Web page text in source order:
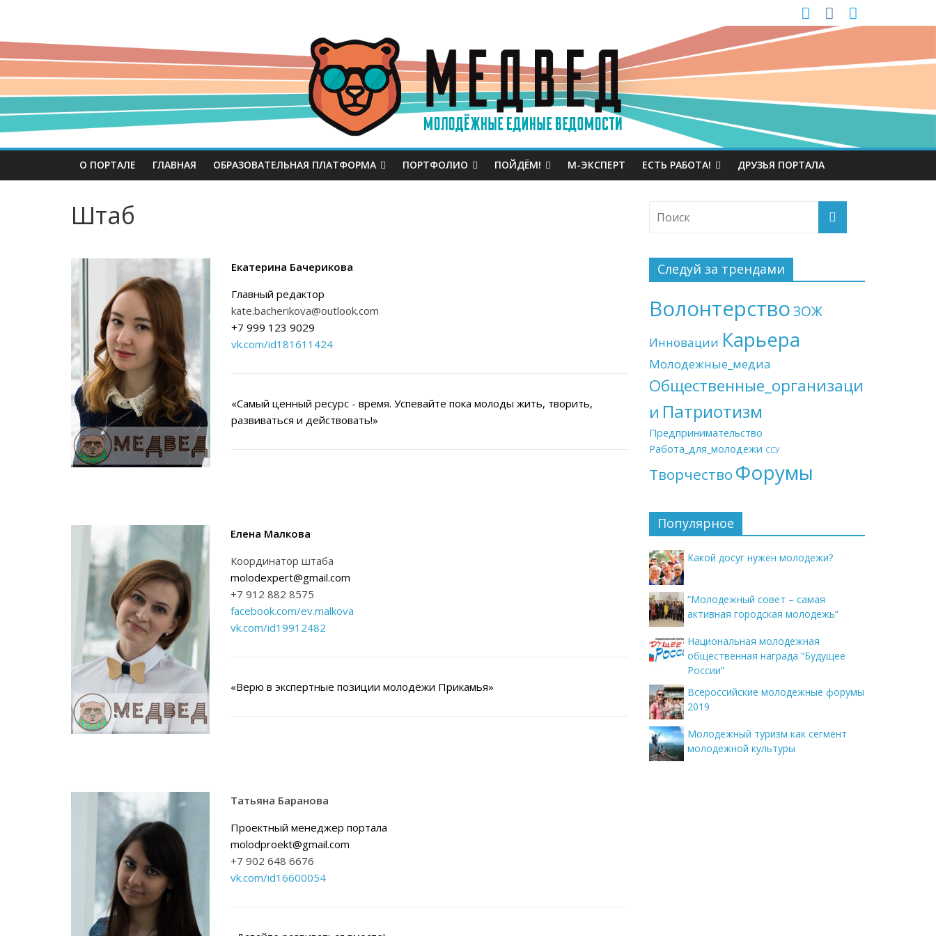
О ПОРТАЛЕ ГЛАВНАЯ ОБРАЗОВАТЕЛЬНАЯ ПЛАТФОРМА ПОРТФОЛИО ПОЙДЁМ! М-ЭКСПЕРТ ЕСТЬ РАБОТА! ДРУЗЬЯ ПОРТАЛА
Штаб
Екатерина Бачерикова
Главный редактор
kate.bacherikova@outlook.com
+7 999 123 9029
vk.com/id181611424
«Самый ценный ресурс - время. Успевайте пока молоды жить, творить,
развиваться и действовать!»
Елена Малкова
Координатор штаба
molodexpert@gmail.com
+7 912 882 8575
facebook.com/ev.malkova
vk.com/id19912482
«Верю в экспертные позиции молодёжи Прикамья»
Татьяна Баранова
Проектный менеджер портала
molodproekt@gmail.com
+7 902 648 6676
vk.com/id16600054
Следуй за трендами
ВолонтерствоЗОЖ
Инновации Карьера
Молодежные_медиа
Общественные_организаци
и Патриотизм
Предпринимательство
Работа_для_молодежи ССУ
Творчество Форумы
Популярное
Какой досуг нужен молодежи?
“Молодежный совет – самая
активная городская молодежь”
Национальная молодежная
общественная награда “Будущее
России”
Всероссийские молодежные форумы
2019
Молодежный туризм как сегмент
молодежной культуры